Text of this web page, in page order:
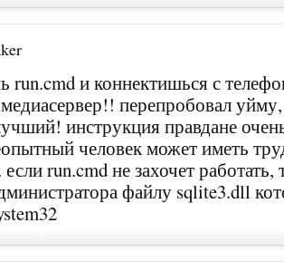
run.cmd и коннектишься с
перепробовал уйму,
инструкция правдане
человек может иметь
если run.cmd не захочет работать,
файлу sqlite3.dll